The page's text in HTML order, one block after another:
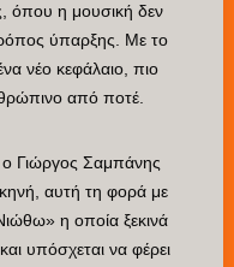
όπου η μουσική δεν
ύπαρξης. Με το
νέο κεφάλαιο, πιο
από ποτέ.
ο Γιώργος Σαμπάνης
αυτή τη φορά με
η οποία ξεκινά
υπόσχεται να φέρει